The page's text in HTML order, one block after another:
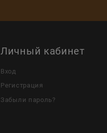
Личный кабинет
Вход
Регистрация
Забыли пароль?